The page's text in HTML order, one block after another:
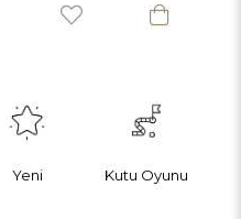
Yeni Kutu Oyunu